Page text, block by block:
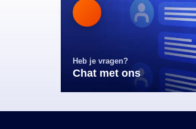
Heb je vragen?
Chat met ons